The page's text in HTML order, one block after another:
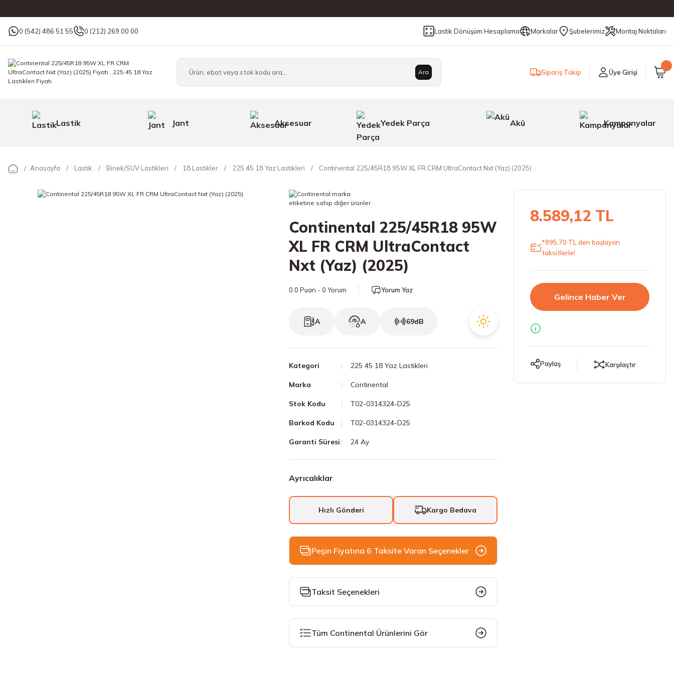
0 (542) 486 51 55 0 (212) 269 00 00 Lastik Dönüşüm Hesaplama Markalar Şubelerimiz Montaj Noktaları
Ara Sipariş Takip Üye Girişi
Lastik Jant Aksesuar Yedek Parça Akü Kampanyalar
Anasayfa Lastik Binek/SUV Lastikleri 18 Lastikler 225 45 18 Yaz Lastikleri Continental 225/45R18 95W XL FR CRM UltraContact Nxt (Yaz) (2025)
Continental 225/45R18 95W
XL FR CRM UltraContact
Nxt (Yaz) (2025)
0.0 Puan - 0 Yorum Yorum Yaz
A A 69dB
Kategori 225 45 18 Yaz Lastikleri
Marka Continental
Stok Kodu T02-0314324-D25
Barkod Kodu T02-0314324-D25
Garanti Süresi 24 Ay
Ayrıcalıklar
Hızlı Gönderi Kargo Bedava
Peşin Fiyatına 6 Taksite Varan Seçenekler
Taksit Seçenekleri
Tüm Continental Ürünlerini Gör
8.589,12 TL
*895,70 TL den başlayan
taksitlerle!
Gelince Haber Ver
Paylaş Karşılaştır